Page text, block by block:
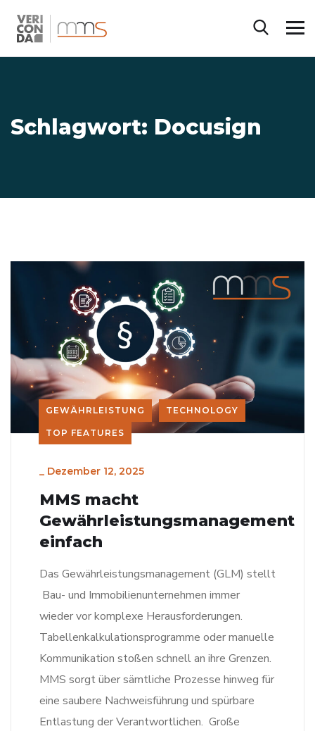
Schlagwort: Docusign
GEWÄHRLEISTUNG TECHNOLOGY
TOP FEATURES
_ Dezember 12, 2025
MMS macht
Gewährleistungsmanagement
einfach
Das Gewährleistungsmanagement (GLM) stellt
Bau- und Immobilienunternehmen immer
wieder vor komplexe Herausforderungen.
Tabellenkalkulationsprogramme oder manuelle
Kommunikation stoßen schnell an ihre Grenzen.
MMS sorgt über sämtliche Prozesse hinweg für
eine saubere Nachweisführung und spürbare
Entlastung der Verantwortlichen. Große